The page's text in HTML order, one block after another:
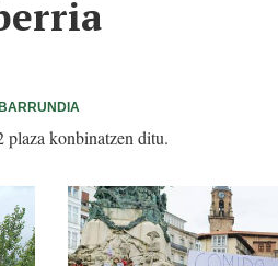
plaza konbinatzen ditu.